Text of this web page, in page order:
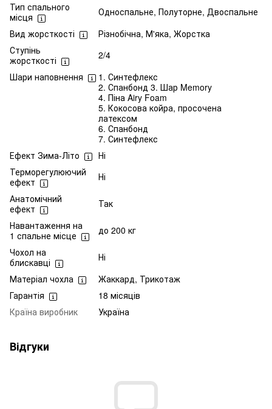
Тип спального
місця
Односпальне, Полуторне, Двоспальне
Вид жорсткості
Різнобічна, М'яка, Жорстка
Ступінь
жорсткості
2/4
Шари наповнення
1. Синтефлекс
2. Спанбонд 3. Шар Memory
4. Піна Airy Foam
5. Кокосова койра, просочена
латексом
6. Спанбонд
7. Синтефлекс
Ефект Зима-Літо
Ні
Терморегулюючий
ефект
Ні
Анатомічний
ефект
Так
Навантаження на
1 спальне місце
до 200 кг
Чохол на
блискавці
Ні
Матеріал чохла
Жаккард, Трикотаж
Гарантія
18 місяців
Країна виробник
Україна
Відгуки